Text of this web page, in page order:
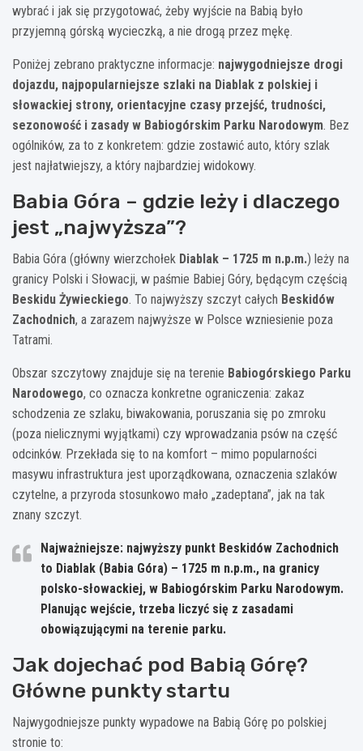
wybrać i jak się przygotować, żeby wyjście na Babią było
przyjemną górską wycieczką, a nie drogą przez mękę.
Poniżej zebrano praktyczne informacje: najwygodniejsze drogi
dojazdu, najpopularniejsze szlaki na Diablak z polskiej i
słowackiej strony, orientacyjne czasy przejść, trudności,
sezonowość i zasady w Babiogórskim Parku Narodowym. Bez
ogólników, za to z konkretem: gdzie zostawić auto, który szlak
jest najłatwiejszy, a który najbardziej widokowy.
Babia Góra – gdzie leży i dlaczego
jest „najwyższa”?
Babia Góra (główny wierzchołek Diablak – 1725 m n.p.m.) leży na
granicy Polski i Słowacji, w paśmie Babiej Góry, będącym częścią
Beskidu Żywieckiego. To najwyższy szczyt całych Beskidów
Zachodnich, a zarazem najwyższe w Polsce wzniesienie poza
Tatrami.
Obszar szczytowy znajduje się na terenie Babiogórskiego Parku
Narodowego, co oznacza konkretne ograniczenia: zakaz
schodzenia ze szlaku, biwakowania, poruszania się po zmroku
(poza nielicznymi wyjątkami) czy wprowadzania psów na część
odcinków. Przekłada się to na komfort – mimo popularności
masywu infrastruktura jest uporządkowana, oznaczenia szlaków
czytelne, a przyroda stosunkowo mało „zadeptana”, jak na tak
znany szczyt.
Najważniejsze: najwyższy punkt Beskidów Zachodnich
to Diablak (Babia Góra) – 1725 m n.p.m., na granicy
polsko-słowackiej, w Babiogórskim Parku Narodowym.
Planując wejście, trzeba liczyć się z zasadami
obowiązującymi na terenie parku.
Jak dojechać pod Babią Górę?
Główne punkty startu
Najwygodniejsze punkty wypadowe na Babią Górę po polskiej
stronie to: